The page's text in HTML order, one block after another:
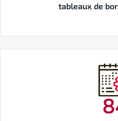
tableaux de